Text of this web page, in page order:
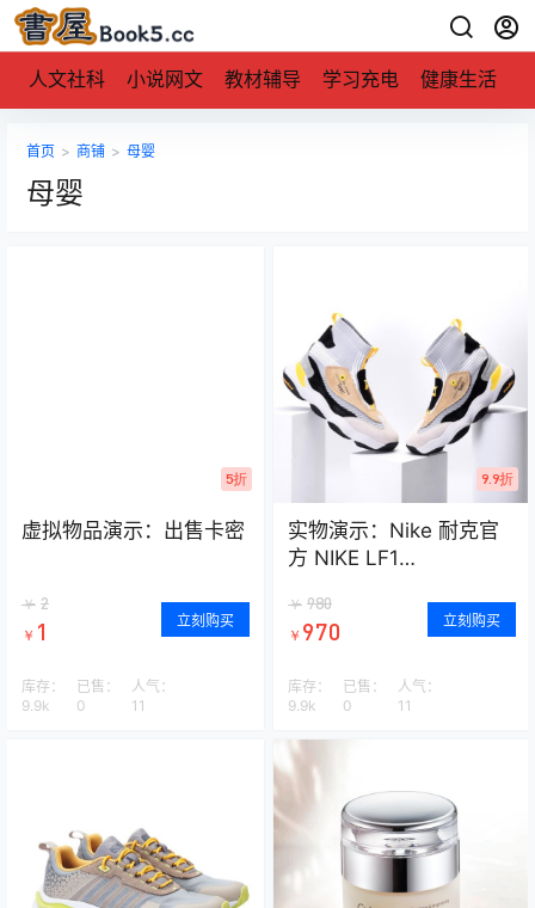
人文社科 小说网文 教材辅导 学习充电 健康生活
首页 > 商铺 > 母婴
母婴
5折
虚拟物品演示：出售卡密
￥ 2
￥ 1 立刻购买
库存：
9.9k
已售：
0
人气：
11
9.9折
实物演示：Nike 耐克官
方 NIKE LF1
运动鞋 AA1125
￥ 980
￥ 970 立刻购买
库存：
9.9k
已售：
0
人气：
11